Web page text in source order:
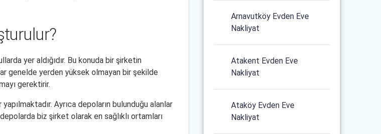
yer aldığıdır. Bu konuda bir şirketin
genelde yerden yüksek olmayan bir şekilde
gerektirir.
Ayrıca depoların bulunduğu alanlar
biz şirket olarak en sağlıklı ortamları
Arnavutköy Evden Eve
Nakliyat
Atakent Evden Eve
Nakliyat
Ataköy Evden Eve
Nakliyat